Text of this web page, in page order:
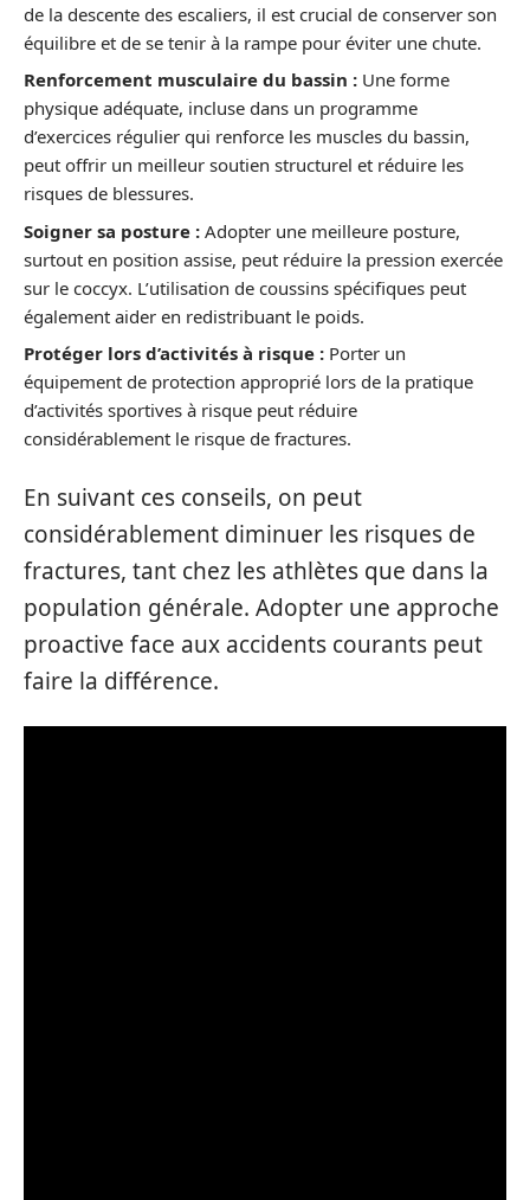
de la descente des escaliers, il est crucial de conserver son
équilibre et de se tenir à la rampe pour éviter une chute.
Renforcement musculaire du bassin : Une forme
physique adéquate, incluse dans un programme
d’exercices régulier qui renforce les muscles du bassin,
peut offrir un meilleur soutien structurel et réduire les
risques de blessures.
Soigner sa posture : Adopter une meilleure posture,
surtout en position assise, peut réduire la pression exercée
sur le coccyx. L’utilisation de coussins spécifiques peut
également aider en redistribuant le poids.
Protéger lors d’activités à risque : Porter un
équipement de protection approprié lors de la pratique
d’activités sportives à risque peut réduire
considérablement le risque de fractures.
En suivant ces conseils, on peut
considérablement diminuer les risques de
fractures, tant chez les athlètes que dans la
population générale. Adopter une approche
proactive face aux accidents courants peut
faire la différence.